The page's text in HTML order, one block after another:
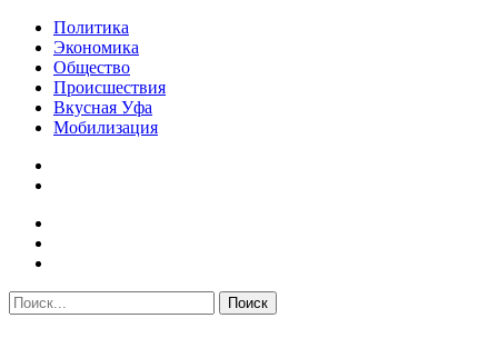
Политика
Экономика
Общество
Происшествия
Вкусная Уфа
Мобилизация